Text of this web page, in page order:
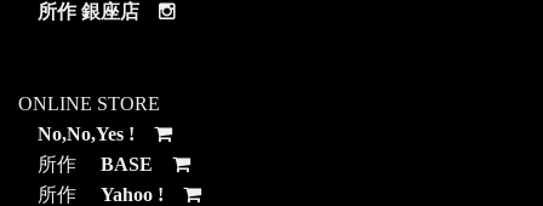
所作 銀座店
ONLINE STORE
No,No,Yes !
所作 BASE
所作 Yahoo !